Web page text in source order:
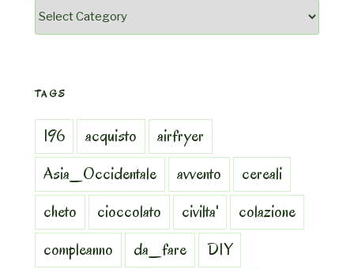
Categorie
TAGS
196 acquisto
airfryer
Asia_Occidentale
avvento
cereali
cheto
cioccolato civilta'
colazione
compleanno
da_fare
DIY